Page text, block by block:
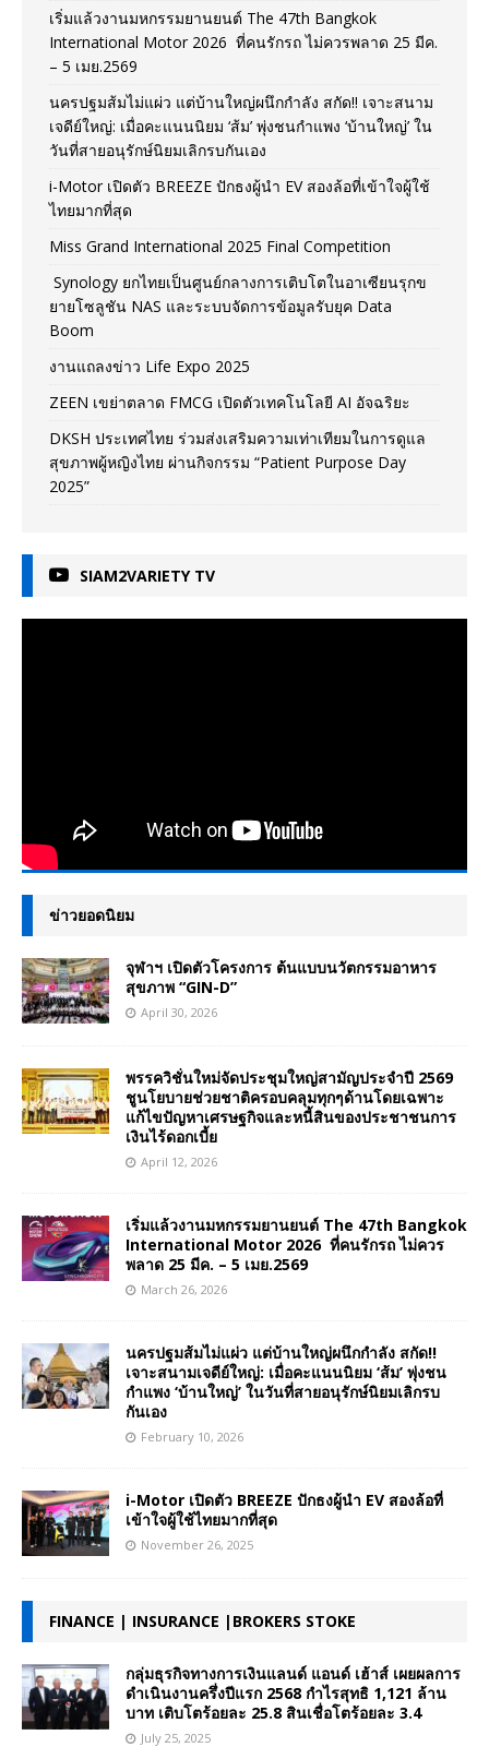
เริ่มแล้วงานมหกรรมยานยนต์ The 47th Bangkok
International Motor 2026 ที่คนรักรถ ไม่ควรพลาด 25 มีค.
– 5 เมย.2569
นครปฐมส้มไม่แผ่ว แต่บ้านใหญ่ผนึกกำลัง สกัด!! เจาะสนาม
เจดีย์ใหญ่: เมื่อคะแนนนิยม ‘ส้ม’ พุ่งชนกำแพง ‘บ้านใหญ่’ ใน
วันที่สายอนุรักษ์นิยมเลิกรบกันเอง
i-Motor เปิดตัว BREEZE ปักธงผู้นำ EV สองล้อที่เข้าใจผู้ใช้
ไทยมากที่สุด
Miss Grand International 2025 Final Competition
Synology ยกไทยเป็นศูนย์กลางการเติบโตในอาเซียนรุกข
ยายโซลูชัน NAS และระบบจัดการข้อมูลรับยุค Data
Boom
งานแถลงข่าว Life Expo 2025
ZEEN เขย่าตลาด FMCG เปิดตัวเทคโนโลยี AI อัจฉริยะ
DKSH ประเทศไทย ร่วมส่งเสริมความเท่าเทียมในการดูแล
สุขภาพผู้หญิงไทย ผ่านกิจกรรม “Patient Purpose Day
2025”
SIAM2VARIETY TV
ข่าวยอดนิยม
จุฬาฯ เปิดตัวโครงการ ต้นแบบนวัตกรรมอาหาร
สุขภาพ “GIN-D”
April 30, 2026
พรรควิชั่นใหม่จัดประชุมใหญ่สามัญประจำปี 2569
ชูนโยบายช่วยชาติครอบคลุมทุกๆด้านโดยเฉพาะ
แก้ไขปัญหาเศรษฐกิจและหนี้สินของประชาชนการ
เงินไร้ดอกเบี้ย
April 12, 2026
เริ่มแล้วงานมหกรรมยานยนต์ The 47th Bangkok
International Motor 2026 ที่คนรักรถ ไม่ควร
พลาด 25 มีค. – 5 เมย.2569
March 26, 2026
นครปฐมส้มไม่แผ่ว แต่บ้านใหญ่ผนึกกำลัง สกัด!!
เจาะสนามเจดีย์ใหญ่: เมื่อคะแนนนิยม ‘ส้ม’ พุ่งชน
กำแพง ‘บ้านใหญ่’ ในวันที่สายอนุรักษ์นิยมเลิกรบ
กันเอง
February 10, 2026
i-Motor เปิดตัว BREEZE ปักธงผู้นำ EV สองล้อที่
เข้าใจผู้ใช้ไทยมากที่สุด
November 26, 2025
FINANCE | INSURANCE |BROKERS STOKE
กลุ่มธุรกิจทางการเงินแลนด์ แอนด์ เฮ้าส์ เผยผลการ
ดำเนินงานครึ่งปีแรก 2568 กำไรสุทธิ 1,121 ล้าน
บาท เติบโตร้อยละ 25.8 สินเชื่อโตร้อยละ 3.4
July 25, 2025